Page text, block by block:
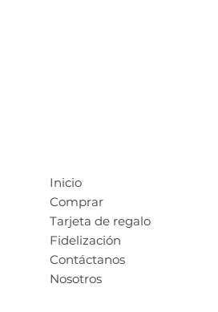
Inicio
Comprar
Tarjeta de regalo
Fidelización
Nosotros
Contáctanos